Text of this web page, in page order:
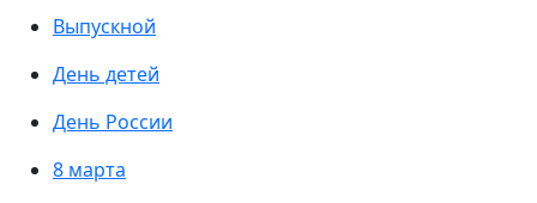
Выпускной
День детей
День России
8 марта